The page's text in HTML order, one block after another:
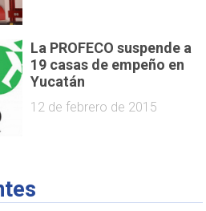
La PROFECO suspende a
19 casas de empeño en
Yucatán
12 de febrero de 2015